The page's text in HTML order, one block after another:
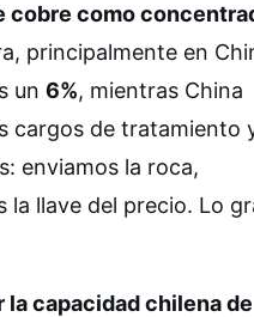
cobre como
principalmente en
un 6%, mientras China
cargos de tratamiento
enviamos la roca,
llave del precio. Lo
la capacidad chilena de